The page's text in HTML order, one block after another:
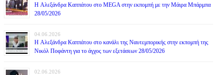
H Αλεξάνδρα Καππάτου στο MEGA στην εκπομπή με την Μάιρα Mπάρμπα
28/05/2026
04.06.2026
H Αλεξάνδρα Καππάτου στο κανάλι της Ναυτεμπορικής στην εκπομπή της
Νικόλ Ποφάντη για το άγχος των εξετάσεων 28/05/2026
02.06.2026